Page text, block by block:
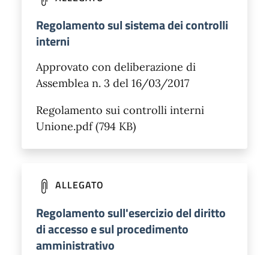
Regolamento sul sistema dei controlli
interni
Approvato con deliberazione di
Assemblea n. 3 del 16/03/2017
Regolamento sui controlli interni
Unione.pdf (794 KB)
ALLEGATO
Regolamento sull'esercizio del diritto
di accesso e sul procedimento
amministrativo